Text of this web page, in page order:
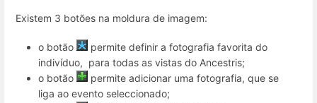
Existem 3 botões na moldura de imagem:
o botão
permite definir a fotografia favorita do
indivíduo, para todas as vistas do Ancestris;
o botão
permite adicionar uma fotografia, que se
liga ao evento seleccionado;